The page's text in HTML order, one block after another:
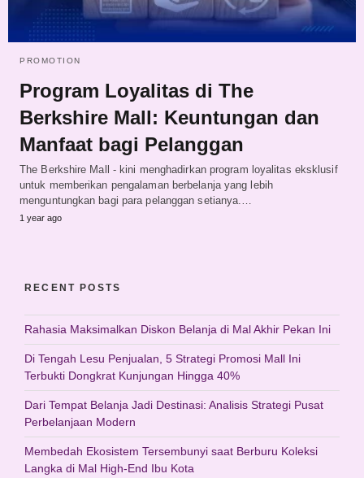
PROMOTION
Program Loyalitas di The
Berkshire Mall: Keuntungan dan
Manfaat bagi Pelanggan
The Berkshire Mall - kini menghadirkan program loyalitas eksklusif
untuk memberikan pengalaman berbelanja yang lebih
menguntungkan bagi para pelanggan setianya.…
1 year ago
RECENT POSTS
Rahasia Maksimalkan Diskon Belanja di Mal Akhir Pekan Ini
Di Tengah Lesu Penjualan, 5 Strategi Promosi Mall Ini
Terbukti Dongkrat Kunjungan Hingga 40%
Dari Tempat Belanja Jadi Destinasi: Analisis Strategi Pusat
Perbelanjaan Modern
Membedah Ekosistem Tersembunyi saat Berburu Koleksi
Langka di Mal High-End Ibu Kota